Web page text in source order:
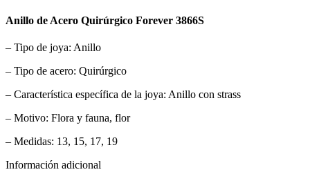
Anillo de Acero Quirúrgico Forever 3866S
– Tipo de joya: Anillo
– Tipo de acero: Quirúrgico
– Característica específica de la joya: Anillo con strass
– Motivo: Flora y fauna, flor
– Medidas: 13, 15, 17, 19
Información adicional